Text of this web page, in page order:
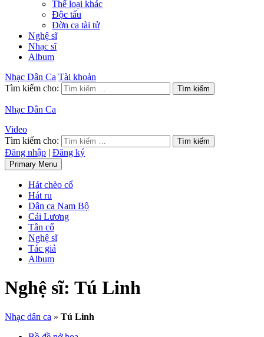
Thể loại khác
Độc tấu
Đờn ca tài tử
Nghệ sĩ
Nhạc sĩ
Album
Nhạc Dân Ca Tài khoản
Tìm kiếm cho:
Nhạc Dân Ca
Video
Tìm kiếm cho:
Đăng nhập | Đăng ký
Primary Menu
Hát chèo cổ
Hát ru
Dân ca Nam Bộ
Cải Lương
Tân cổ
Nghệ sĩ
Tác giả
Album
Nghệ sĩ: Tú Linh
Nhạc dân ca » Tú Linh